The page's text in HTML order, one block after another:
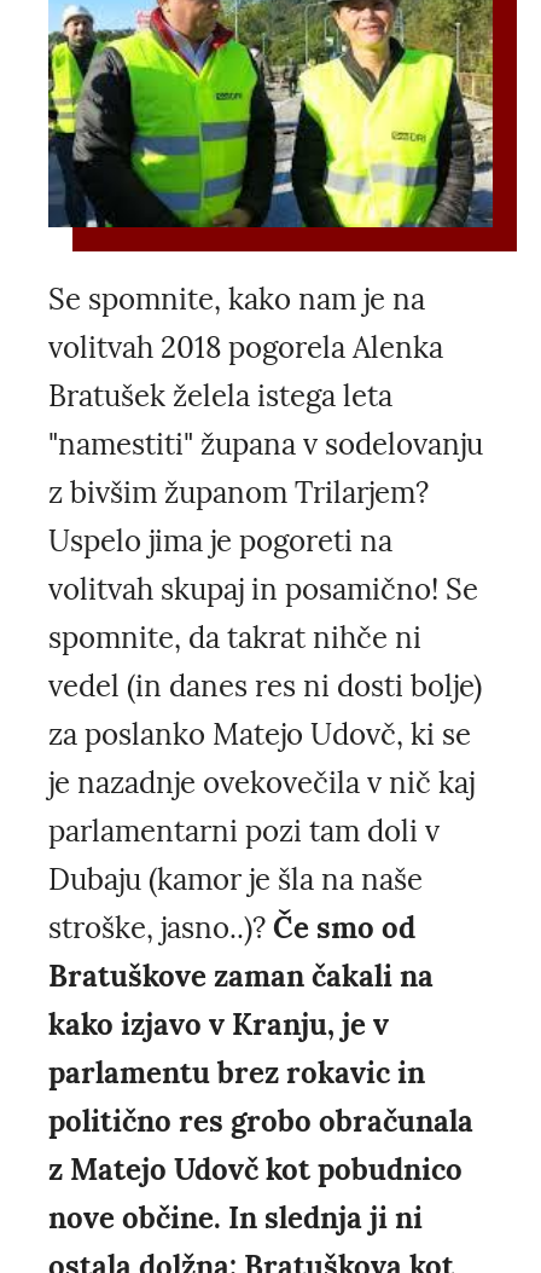
Se spomnite, kako nam je na
volitvah 2018 pogorela Alenka
Bratušek želela istega leta
"namestiti" župana v sodelovanju
z bivšim županom Trilarjem?
Uspelo jima je pogoreti na
volitvah skupaj in posamično! Se
spomnite, da takrat nihče ni
vedel (in danes res ni dosti bolje)
za poslanko Matejo Udovč, ki se
je nazadnje ovekovečila v nič kaj
parlamentarni pozi tam doli v
Dubaju (kamor je šla na naše
stroške, jasno..)?Če smo od
Bratuškove zaman čakali na
kako izjavo v Kranju, je v
parlamentu brez rokavic in
politično res grobo obračunala
z Matejo Udovč kot pobudnico
nove občine. In slednja ji ni